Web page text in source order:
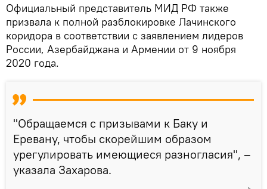
Официальный представитель МИД РФ также
призвала к полной разблокировке Лачинского
коридора в соответствии с заявлением лидеров
России, Азербайджана и Армении от 9 ноября
2020 года.
"Обращаемся с призывами к Баку и
Еревану, чтобы скорейшим образом
урегулировать имеющиеся разногласия", –
указала Захарова.